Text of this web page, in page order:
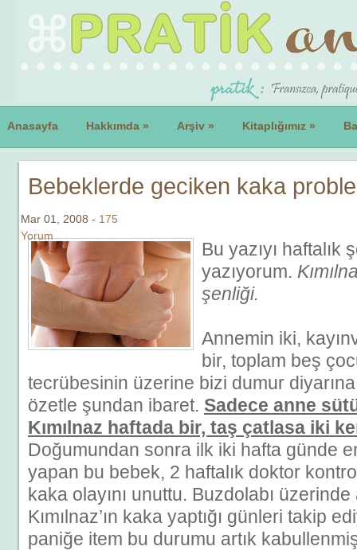
Anasayfa Hakkımda » Arşiv » Kitaplığımız »
Bebeklerde geciken kaka
Mar 01, 2008 - 175
Yorum
Bu yazıyı
yazıyorum.
şenliği.
Annemin iki,
bir, toplam beş
tecrübesinin üzerine bizi dumur
özetle şundan ibaret. Sadece anne
Kımılnaz haftada bir, taş çatlasa iki
Doğumundan sonra ilk iki hafta günde
yapan bu bebek, 2 haftalık doktor
kaka olayını unuttu. Buzdolabı üzerinde
Kımılnaz’ın kaka yaptığı günleri takip
paniğe item bu durumu artık